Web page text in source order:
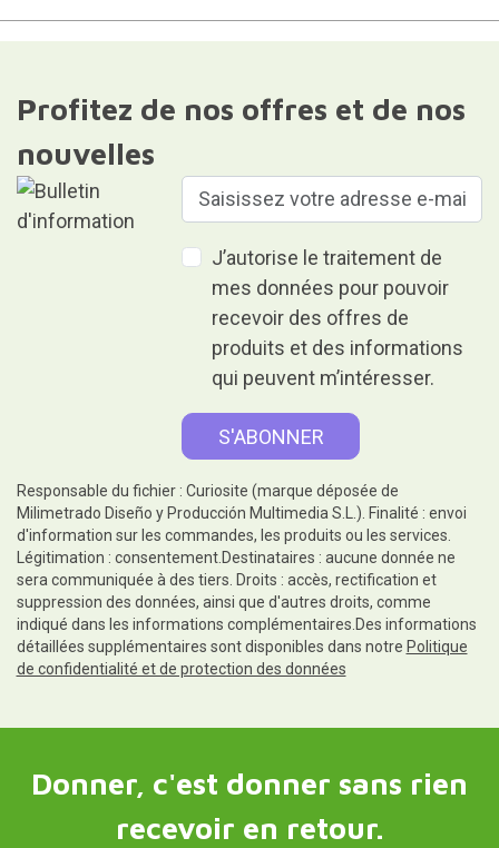
Profitez de nos offres et de nos
nouvelles
J’autorise le traitement de
mes données pour pouvoir
recevoir des offres de
produits et des informations
qui peuvent m’intéresser.
Responsable du fichier : Curiosite (marque déposée de
Milimetrado Diseño y Producción Multimedia S.L.). Finalité : envoi
d'information sur les commandes, les produits ou les services.
Légitimation : consentement.Destinataires : aucune donnée ne
sera communiquée à des tiers. Droits : accès, rectification et
suppression des données, ainsi que d'autres droits, comme
indiqué dans les informations complémentaires.Des informations
détaillées supplémentaires sont disponibles dans notre Politique
de confidentialité et de protection des données
Donner, c'est donner sans rien
recevoir en retour.